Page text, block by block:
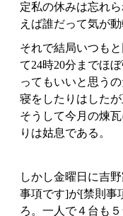
定私の休みは忘れ
えば誰だって気が動
それで結局いつも
て24時20分までほ
ってもいいと思う
寝をしたりはした
そうして今月の煉
りは姑息である。
しかし金曜日に吉
事項です]が[禁則事
ろ。一人で４台も